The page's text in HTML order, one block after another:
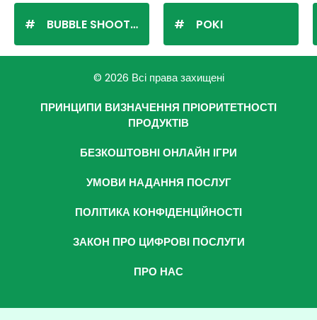
BUBBLE SHOOTER POKI
© 2026 Всі права захищені
ПРИНЦИПИ ВИЗНАЧЕННЯ ПРІОРИТЕТНОСТІ
ПРОДУКТІВ
БЕЗКОШТОВНІ ОНЛАЙН ІГРИ
УМОВИ НАДАННЯ ПОСЛУГ
ПОЛІТИКА КОНФІДЕНЦІЙНОСТІ
ЗАКОН ПРО ЦИФРОВІ ПОСЛУГИ
ПРО НАС